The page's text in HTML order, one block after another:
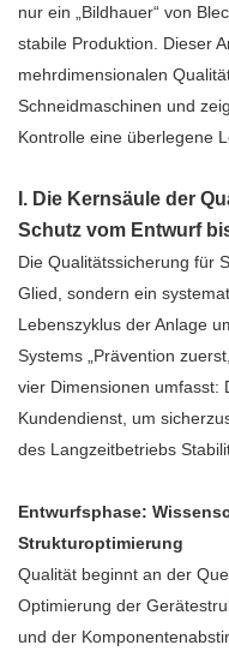
nur ein „Bildhauer“ von
stabile Produktion. Dieser
mehrdimensionalen
Schneidmaschinen und
Kontrolle eine überlegene
I. Die Kernsäule der
Schutz vom Entwurf
Die Qualitätssicherung für
Glied, sondern ein
Lebenszyklus der Anlage
Systems „Prävention
vier Dimensionen umfasst:
Kundendienst, um
des Langzeitbetriebs
Entwurfsphase:
Strukturoptimierung
Qualität beginnt an der
Optimierung der
und der